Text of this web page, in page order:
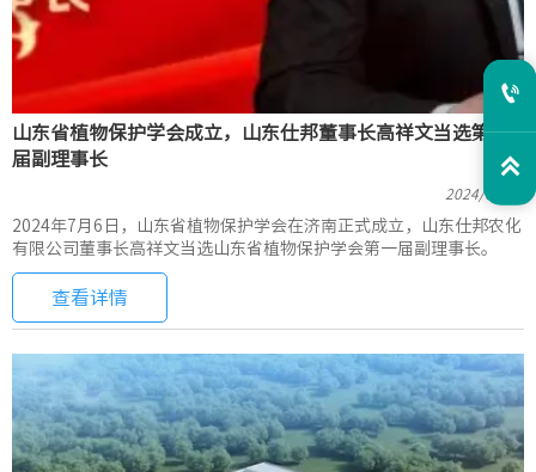
山东省植物保护学会成立，山东仕邦董事长高祥文当选第一
届副理事长
2024/07/11
2024年7月6日，山东省植物保护学会在济南正式成立，山东仕邦农化
有限公司董事长高祥文当选山东省植物保护学会第一届副理事长。
查看详情

